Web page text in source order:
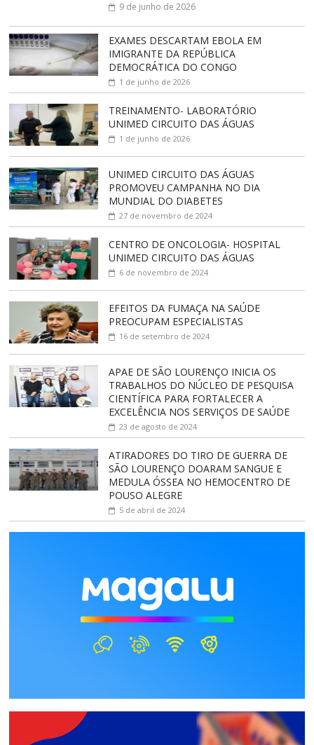
9 de junho de 2026
EXAMES DESCARTAM EBOLA EM
IMIGRANTE DA REPÚBLICA
DEMOCRÁTICA DO CONGO
1 de junho de 2026
TREINAMENTO- LABORATÓRIO
UNIMED CIRCUITO DAS ÁGUAS
1 de junho de 2026
UNIMED CIRCUITO DAS ÁGUAS
PROMOVEU CAMPANHA NO DIA
MUNDIAL DO DIABETES
27 de novembro de 2024
CENTRO DE ONCOLOGIA- HOSPITAL
UNIMED CIRCUITO DAS ÁGUAS
6 de novembro de 2024
EFEITOS DA FUMAÇA NA SAÚDE
PREOCUPAM ESPECIALISTAS
16 de setembro de 2024
APAE DE SÃO LOURENÇO INICIA OS
TRABALHOS DO NÚCLEO DE PESQUISA
CIENTÍFICA PARA FORTALECER A
EXCELÊNCIA NOS SERVIÇOS DE SAÚDE
23 de agosto de 2024
ATIRADORES DO TIRO DE GUERRA DE
SÃO LOURENÇO DOARAM SANGUE E
MEDULA ÓSSEA NO HEMOCENTRO DE
POUSO ALEGRE
5 de abril de 2024